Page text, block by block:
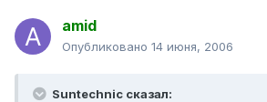
amid
Опубликовано 14 июня, 2006
Suntechnic сказал: